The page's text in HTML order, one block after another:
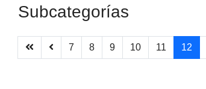
Subcategorías
7 8 9 10 11 12